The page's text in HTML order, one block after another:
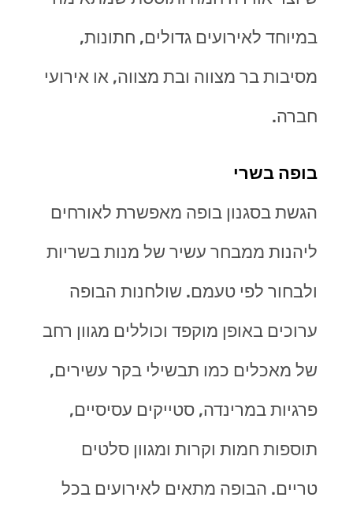
במיוחד לאירועים גדולים, חתונות,
מסיבות בר מצווה ובת מצווה, או אירועי
חברה.
בופה בשרי
הגשת בסגנון בופה מאפשרת לאורחים
ליהנות ממבחר עשיר של מנות בשריות
ולבחור לפי טעמם. שולחנות הבופה
ערוכים באופן מוקפד וכוללים מגוון רחב
של מאכלים כמו תבשילי בקר עשירים,
פרגיות במרינדה, סטייקים עסיסיים,
תוספות חמות וקרות ומגוון סלטים
טריים. הבופה מתאים לאירועים בכל